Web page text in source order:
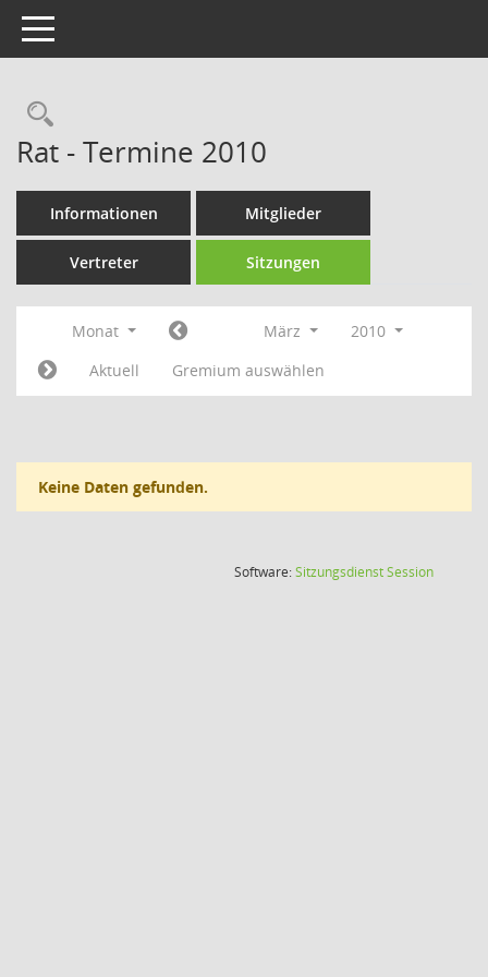
Toggle navigation
Rechercheauswahl
Rat - Termine 2010
Informationen Mitglieder
Vertreter Sitzungen
Monat März
2010
Aktuell
Gremium auswählen
Keine Daten gefunden.
Software:SitzungsdienstSession(Wird in